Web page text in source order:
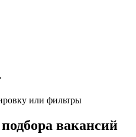
или фильтры
вакансий